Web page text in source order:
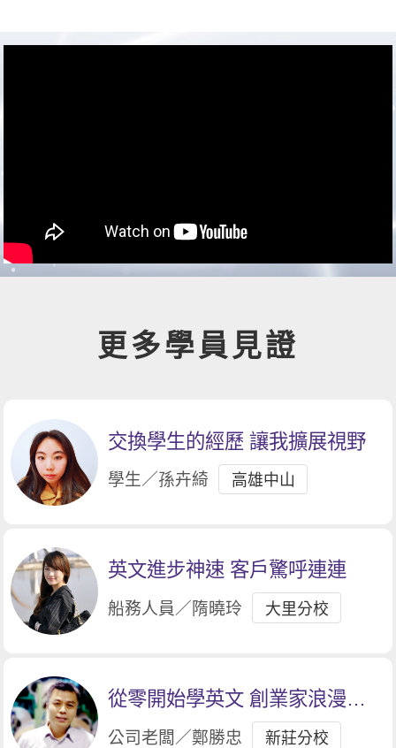
更多學員見證
交換學生的經歷 讓我擴展視野
學生／孫卉綺 高雄中山
英文進步神速 客戶驚呼連連
船務人員／隋曉玲 大里分校
從零開始學英文 創業家浪漫追
夢
公司老闆／鄭勝忠 新莊分校